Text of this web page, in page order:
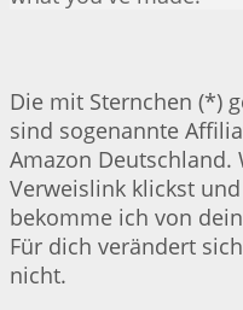
Die mit Sternchen (*)
sind sogenannte
Amazon Deutschland.
Verweislink klickst
bekomme ich von
Für dich verändert
nicht.